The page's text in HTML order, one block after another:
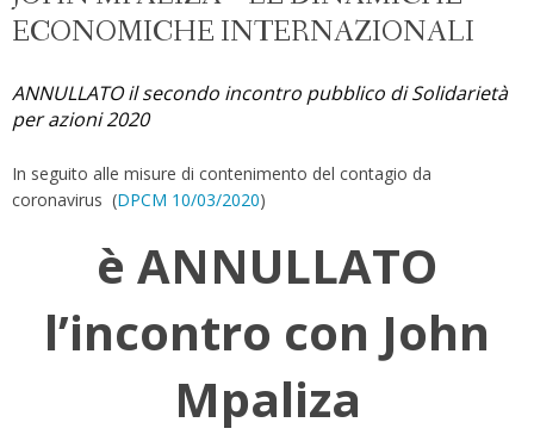
ECONOMICHE INTERNAZIONALI
ANNULLATO il secondo incontro pubblico di Solidarietà
per azioni 2020
In seguito alle misure di contenimento del contagio da
coronavirus (DPCM 10/03/2020)
è ANNULLATO
l’incontro con John
Mpaliza